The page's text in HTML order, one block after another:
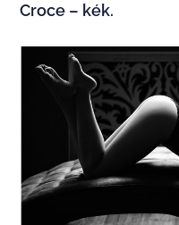
Croce – kék.